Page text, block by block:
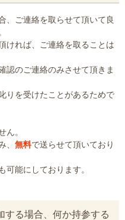
、ご連絡を取らせて頂いて良
ければ、ご連絡を取ることは
認のご連絡のみさせて頂きま
りを受けたことがあるためで
ん。
、 無料で送らせて頂いており
可能にしております。
する場合、何か持参する